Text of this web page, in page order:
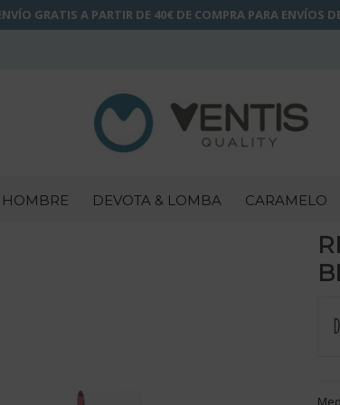
GRATIS A PARTIR DE 40€ DE COMPRA PARA ENVÍOS
HOMBRE DEVOTA & LOMBA CARAMELO